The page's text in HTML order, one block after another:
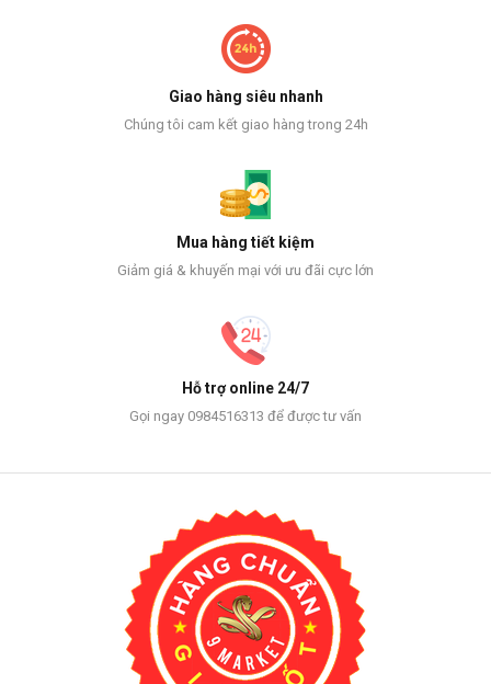
Giao hàng siêu nhanh
Chúng tôi cam kết giao hàng trong 24h
Mua hàng tiết kiệm
Giảm giá & khuyến mại với ưu đãi cực lớn
Hỗ trợ online 24/7
Gọi ngay 0984516313 để được tư vấn